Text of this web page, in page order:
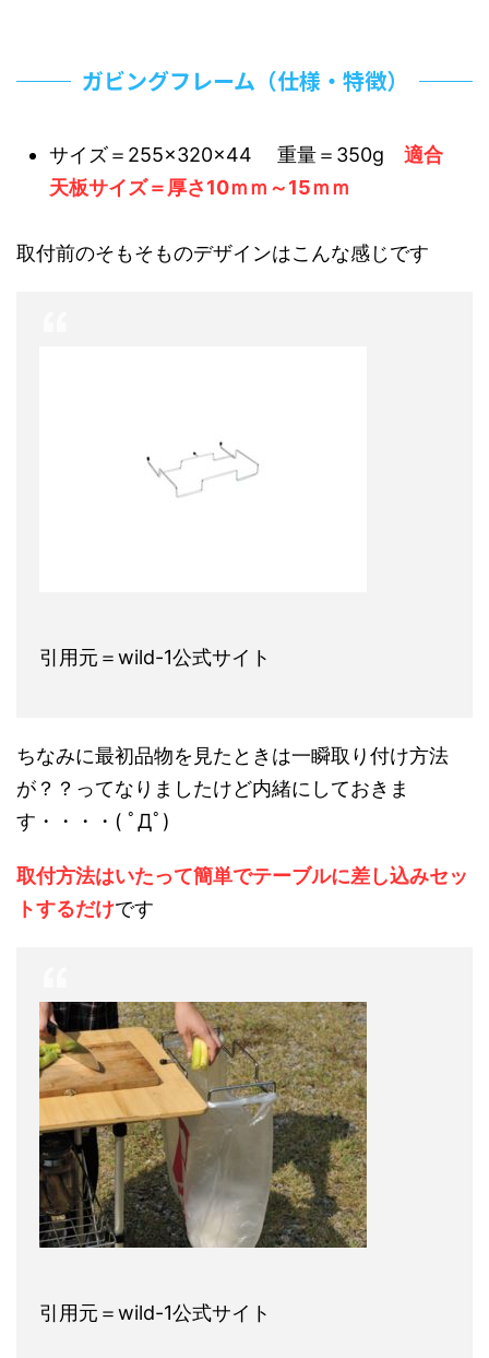
ガビングフレーム（仕様・特徴）
サイズ＝255×320×44 重量＝350g 適合
天板サイズ＝厚さ10ｍｍ～15ｍｍ
取付前のそもそものデザインはこんな感じです
引用元＝wild-1公式サイト
ちなみに最初品物を見たときは一瞬取り付け方法
が？？ってなりましたけど内緒にしておきま
す・・・・( ﾟДﾟ)
取付方法はいたって簡単でテーブルに差し込みセッ
トするだけです
引用元＝wild-1公式サイト